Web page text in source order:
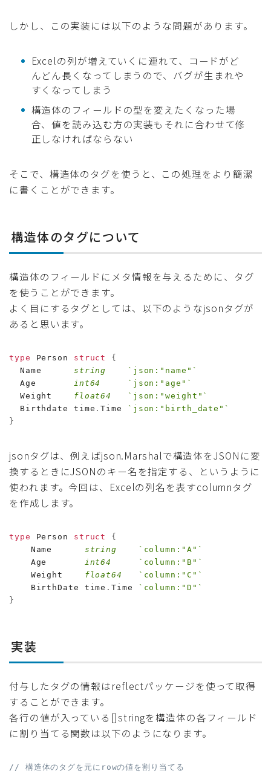
しかし、この実装には以下のような問題があります。
Excelの列が増えていくに連れて、コードがど
んどん長くなってしまうので、バグが生まれや
すくなってしまう
構造体のフィールドの型を変えたくなった場
合、値を読み込む方の実装もそれに合わせて修
正しなければならない
そこで、構造体のタグを使うと、この処理をより簡潔
に書くことができます。
構造体のタグについて
構造体のフィールドにメタ情報を与えるために、タグ
を使うことができます。
よく目にするタグとしては、以下のようなjsonタグが
あると思います。
type Person struct
{
  Name
string
`json:"name"`
  Age
int64
`json:"age"`
  Weight
float64
`json:"weight"`
  Birthdate time
.Time
`json:"birth_date"`
}
jsonタグは、例えばjson.Marshalで構造体をJSONに変
換するときにJSONのキー名を指定する、というように
使われます。今回は、Excelの列名を表すcolumnタグ
を作成します。
type Person struct
{
    Name
string
`column:"A"`
    Age
int64
`column:"B"`
    Weight
float64
`column:"C"`
    BirthDate time
.Time
`column:"D"`
}
実装
付与したタグの情報はreflectパッケージを使って取得
することができます。
各行の値が入っている[]stringを構造体の各フィールド
に割り当てる関数は以下のようになります。
// 構造体のタグを元にrowの値を割り当てる